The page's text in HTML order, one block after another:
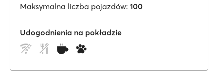
Maksymalna liczba pojazdów: 100
Udogodnienia na pokładzie